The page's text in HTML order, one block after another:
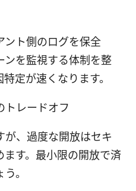
ント側のログを保全
ンを監視する体制を整
定が速くなります。
トレードオフ
が、過度な開放はセキ
ます。最小限の開放で済
。